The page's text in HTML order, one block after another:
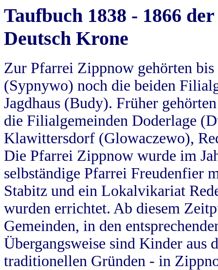
Taufbuch 1838 - 1866
Deutsch Krone
Zur Pfarrei Zippnow gehörten
(Sypnywo) noch die beiden
Jagdhaus (Budy). Früher
die Filialgemeinden Doderlage
Klawittersdorf (Glowaczewo),
Die Pfarrei Zippnow wurde im
selbständige Pfarrei Freudenfier
Stabitz und ein Lokalvikariat
wurden errichtet. Ab diesem
Gemeinden, in den
Übergangsweise sind Kinder aus
traditionellen Gründen - in